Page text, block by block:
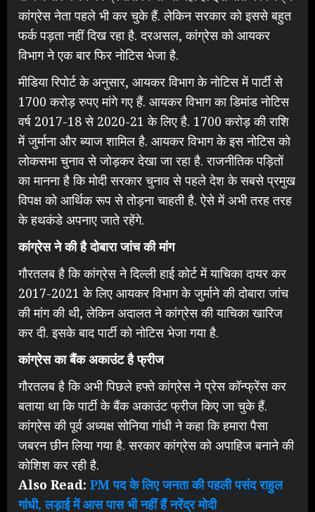
कांग्रेस नेता पहले भी कर चुके हैं. लेकिन सरकार को इससे बहुत
फर्क पड़ता नहीं दिख रहा है. दरअसल, कांग्रेस को आयकर
विभाग ने एक बार फिर नोटिस भेजा है.
मीडिया रिपोर्ट के अनुसार, आयकर विभाग के नोटिस में पार्टी से
1700 करोड़ रुपए मांगे गए हैं. आयकर विभाग का डिमांड नोटिस
वर्ष 2017-18 से 2020-21 के लिए है. 1700 करोड़ की राशि
में जुर्माना और ब्याज शामिल है. आयकर विभाग के इस नोटिस को
लोकसभा चुनाव से जोड़कर देखा जा रहा है. राजनीतिक पड़ितों
का मानना है कि मोदी सरकार चुनाव से पहले देश के सबसे प्रमुख
विपक्ष को आर्थिक रूप से तोड़ना चाहती है. ऐसे में अभी तरह तरह
के हथकंडे अपनाए जाते रहेंगे.
कांग्रेस ने की है दोबारा जांच की मांग
गौरतलब है कि कांग्रेस ने दिल्ली हाई कोर्ट में याचिका दायर कर
2017-2021 के लिए आयकर विभाग के जुर्माने की दोबारा जांच
की मांग की थी, लेकिन अदालत ने कांग्रेस की याचिका खारिज
कर दी. इसके बाद पार्टी को नोटिस भेजा गया है.
कांग्रेस का बैंक अकाउंट है फ्रीज
गौरतलब है कि अभी पिछले हफ्ते कांग्रेस ने प्रेस कॉन्फ्रेंस कर
बताया था कि पार्टी के बैंक अकाउंट फ्रीज किए जा चुके हैं.
कांग्रेस की पूर्व अध्यक्ष सोनिया गांधी ने कहा कि हमारा पैसा
जबरन छीन लिया गया है. सरकार कांग्रेस को अपाहिज बनाने की
कोशिश कर रही है.
Also Read: PM पद के लिए जनता की पहली पसंद राहुल
गांधी, लड़ाई में आस पास भी नहीं हैं नरेंद्र मोदी